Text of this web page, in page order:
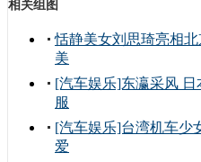
相关组图
恬静美女刘思琦亮相
美
[汽车娱乐]东瀛采风 日
服
[汽车娱乐]台湾机车少
爱